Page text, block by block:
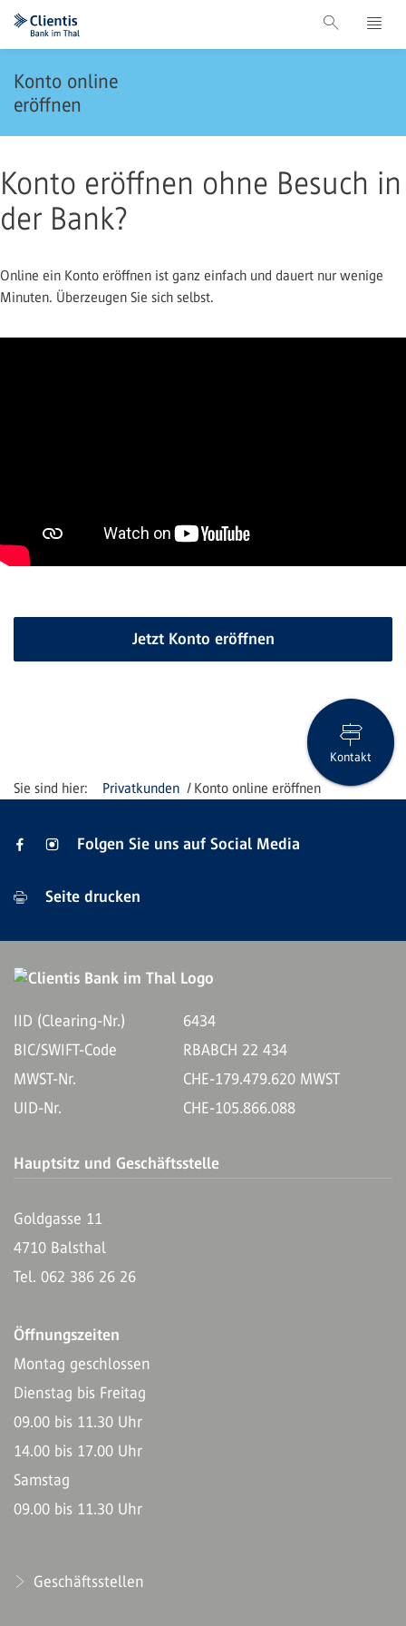
Konto online
eröffnen
Konto eröffnen ohne Besuch in
der Bank?
Online ein Konto eröffnen ist ganz einfach und dauert nur wenige
Minuten. Überzeugen Sie sich selbst.
Jetzt Konto eröffnen
Privatkunden Konto online eröffnen
Kontakt
Folgen Sie uns auf Social Media
Seite drucken
IID (Clearing-Nr.)
6434
BIC/SWIFT-Code
RBABCH 22 434
MWST-Nr.
CHE-179.479.620 MWST
UID-Nr.
CHE-105.866.088
Hauptsitz und Geschäftsstelle
Goldgasse 11
4710 Balsthal
Tel. 062 386 26 26
Öffnungszeiten
Montag geschlossen
Dienstag bis Freitag
09.00 bis 11.30 Uhr
14.00 bis 17.00 Uhr
Samstag
09.00 bis 11.30 Uhr
Geschäftsstellen